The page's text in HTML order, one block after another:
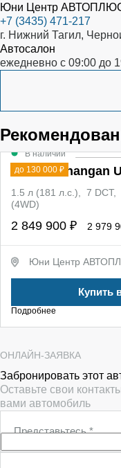
Юни Центр
+7 (3435) 471-217
г. Нижний Тагил,
Автосалон
ежедневно с 09:00 до
до 130 000 ₽
В наличии
Новый Changan
1.5 л (181 л.с.), 7
(4WD)
2 849 900 ₽ 2 979
Юни Центр
Купить
Подробнее
ОНЛАЙН-ЗАЯВКА
Забронировать этот
Оставьте свои
вами автомобиль
Представьтесь*